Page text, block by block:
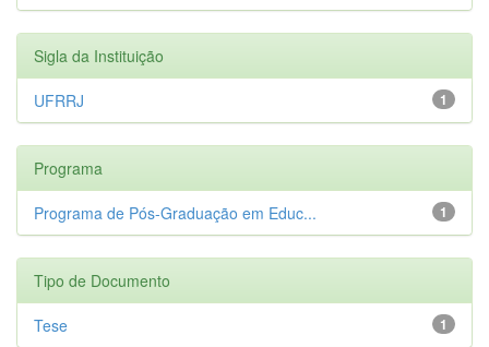
Sigla da Instituição
1
UFRRJ
Programa
1
Programa de Pós-Graduação em Educ...
Tipo de Documento
1
Tese